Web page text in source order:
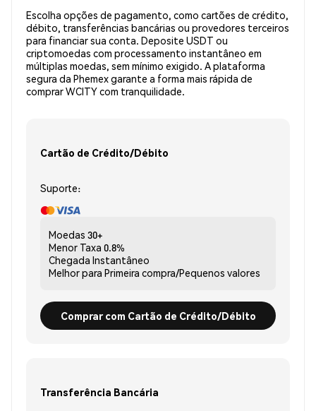
Escolha opções de pagamento, como cartões de crédito,
débito, transferências bancárias ou provedores terceiros
para financiar sua conta. Deposite USDT ou
criptomoedas com processamento instantâneo em
múltiplas moedas, sem mínimo exigido. A plataforma
segura da Phemex garante a forma mais rápida de
comprar WCITY com tranquilidade.
Cartão de Crédito/Débito
Suporte:
Moedas 30+
Menor Taxa 0.8%
Chegada Instantâneo
Melhor para Primeira compra/Pequenos valores
Comprar com Cartão de Crédito/Débito
Transferência Bancária